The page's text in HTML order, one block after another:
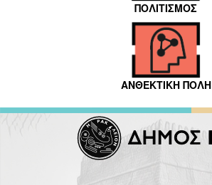
ΠΟΛΙΤΙΣΜΟΣ
ΑΝΘΕΚΤΙΚΗ ΠΟΛΗ